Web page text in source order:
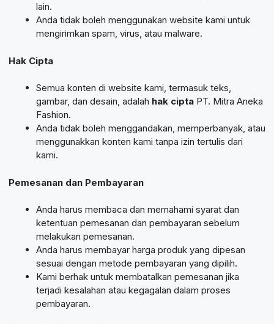
lain.
Anda tidak boleh menggunakan website kami untuk
mengirimkan spam, virus, atau malware.
Hak Cipta
Semua konten di website kami, termasuk teks,
gambar, dan desain, adalah hak cipta PT. Mitra Aneka
Fashion.
Anda tidak boleh menggandakan, memperbanyak, atau
menggunakkan konten kami tanpa izin tertulis dari
kami.
Pemesanan dan Pembayaran
Anda harus membaca dan memahami syarat dan
ketentuan pemesanan dan pembayaran sebelum
melakukan pemesanan.
Anda harus membayar harga produk yang dipesan
sesuai dengan metode pembayaran yang dipilih.
Kami berhak untuk membatalkan pemesanan jika
terjadi kesalahan atau kegagalan dalam proses
pembayaran.